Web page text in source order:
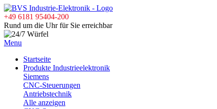
+49 6181 95404-200
Rund um die Uhr für Sie erreichbar
Menu
Startseite
Produkte Industrieelektronik
Siemens
CNC-Steuerungen
Antriebstechnik
Alle anzeigen